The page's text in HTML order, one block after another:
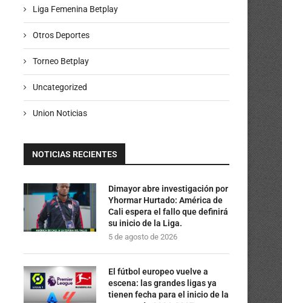
Liga Femenina Betplay
Otros Deportes
Torneo Betplay
Uncategorized
Union Noticias
NOTICIAS RECIENTES
Dimayor abre investigación por
Yhormar Hurtado: América de
Cali espera el fallo que definirá
su inicio de la Liga.
5 de agosto de 2026
El fútbol europeo vuelve a
escena: las grandes ligas ya
tienen fecha para el inicio de la